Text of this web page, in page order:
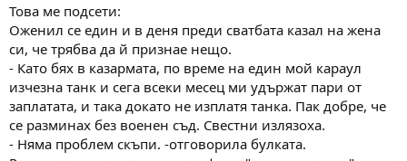
Това ме подсети:
Оженил се един и в деня преди сватбата казал на жена
си, че трябва да й признае нещо.
- Като бях в казармата, по време на един мой караул
изчезна танк и сега всеки месец ми удържат пари от
заплатата, и така докато не изплатя танка. Пак добре, че
се разминах без военен съд. Свестни излязоха.
- Няма проблем скъпи. -отговорила булката.